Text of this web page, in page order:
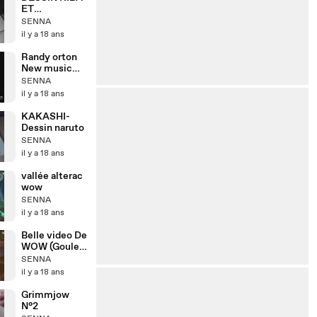
ET
AKAMARU !!!
SENNA
il y a 18 ans
Randy orton
New music
entrance !!!
voices (full
SENNA
il y a 18 ans
KAKASHI-
Dessin naruto
SENNA
il y a 18 ans
vallée alterac
wow
SENNA
il y a 18 ans
Belle video De
WOW (Goulet
Arathi)
SENNA
il y a 18 ans
Grimmjow
N°2